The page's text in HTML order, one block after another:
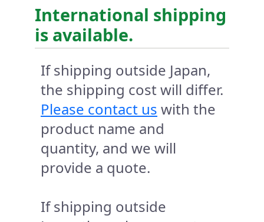
International shipping
is available.
If shipping outside Japan,
the shipping cost will differ.
Please contact us with the
product name and
quantity, and we will
provide a quote.
If shipping outside